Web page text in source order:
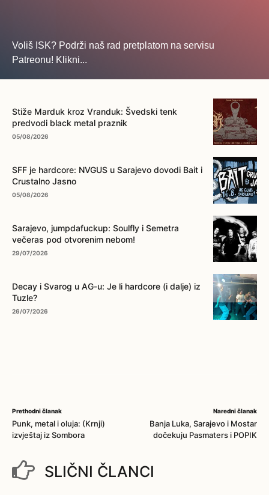
Voliš ISK? Podrži naš rad pretplatom na servisu
Patreonu! Klikni...
Stiže Marduk kroz Vranduk: Švedski tenk
predvodi black metal praznik
05/08/2026
SFF je hardcore: NVGUS u Sarajevo dovodi Bait i
Crustalno Jasno
05/08/2026
Sarajevo, jumpdafuckup: Soulfly i Semetra
večeras pod otvorenim nebom!
29/07/2026
Decay i Svarog u AG-u: Je li hardcore (i dalje) iz
Tuzle?
26/07/2026
Prethodni članak
Punk, metal i oluja: (Krnji)
izvještaj iz Sombora
Naredni članak
Banja Luka, Sarajevo i Mostar
dočekuju Pasmaters i POPIK
SLIČNI ČLANCI